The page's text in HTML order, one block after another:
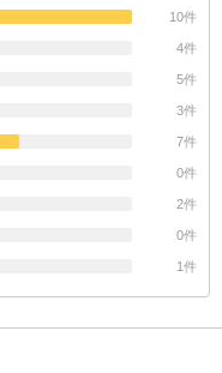
10件
4件
5件
3件
7件
0件
2件
0件
1件